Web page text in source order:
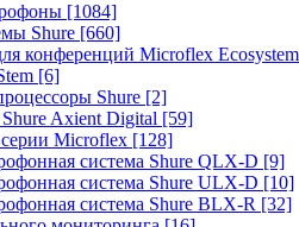
[1084]
Shure [660]
конференций Microflex Ecosystem
[6]
Shure [2]
Axient Digital [59]
Microflex [128]
система Shure QLX-D [9]
система Shure ULX-D [10]
система Shure BLX-R [32]